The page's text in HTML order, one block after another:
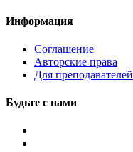
Информация
Соглашение
Авторские права
Для преподавателей
Будьте с нами